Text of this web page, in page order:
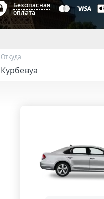
Безопасная
оплата
Откуда